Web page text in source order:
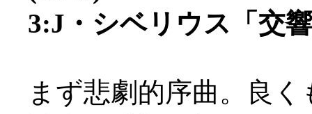
3:J・シベリウス「交
まず悲劇的序曲。良